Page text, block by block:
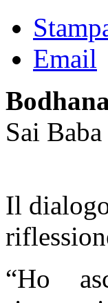
Email
Sai
Il
“Ho